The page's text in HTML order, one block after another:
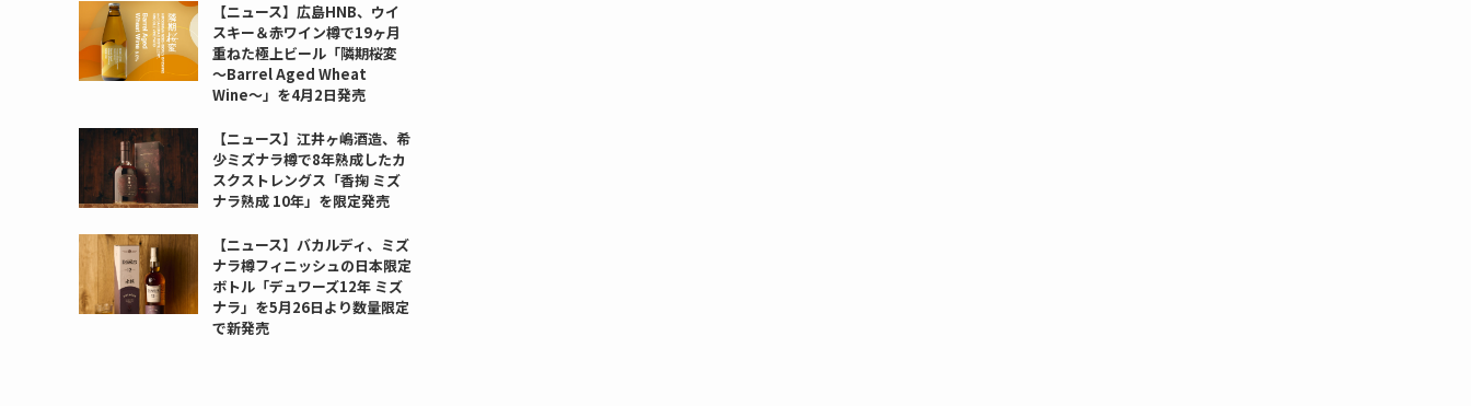
【ニュース】広島HNB、ウイ
スキー＆赤ワイン樽で19ヶ月
重ねた極上ビール「隣期桜変
〜Barrel Aged Wheat
Wine〜」を4月2日発売
【ニュース】江井ヶ嶋酒造、希
少ミズナラ樽で8年熟成したカ
スクストレングス「香掬 ミズ
ナラ熟成 10年」を限定発売
【ニュース】バカルディ、ミズ
ナラ樽フィニッシュの日本限定
ボトル「デュワーズ12年 ミズ
ナラ」を5月26日より数量限定
で新発売